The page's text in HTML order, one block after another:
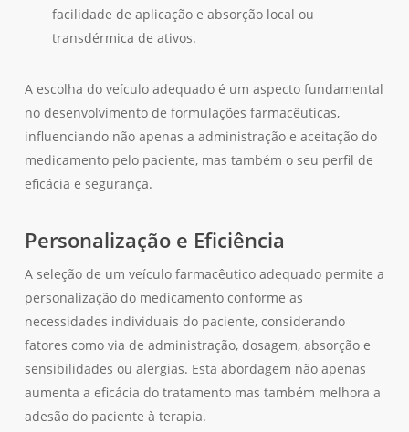
facilidade de aplicação e absorção local ou
transdérmica de ativos.
A escolha do veículo adequado é um aspecto fundamental
no desenvolvimento de formulações farmacêuticas,
influenciando não apenas a administração e aceitação do
medicamento pelo paciente, mas também o seu perfil de
eficácia e segurança.
Personalização e Eficiência
A seleção de um veículo farmacêutico adequado permite a
personalização do medicamento conforme as
necessidades individuais do paciente, considerando
fatores como via de administração, dosagem, absorção e
sensibilidades ou alergias. Esta abordagem não apenas
aumenta a eficácia do tratamento mas também melhora a
adesão do paciente à terapia.